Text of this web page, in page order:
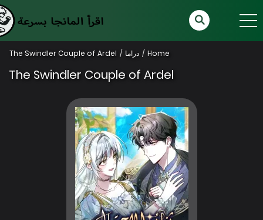
Home دراما The Swindler Couple of Ardel
The Swindler Couple of Ardel